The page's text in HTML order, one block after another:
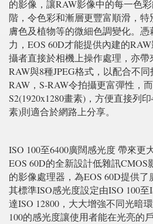
的影像，讓RAW影像中的每一色
階，令色彩和漸層更豐富順滑，特
膚色及植物等的微細色調變化。
力，EOS 60D才能提供內建的
攝者直接於相機上操作處理，亦
RAW與8種JPEG格式，以配合不
RAW，S-RAW令拍攝更富彈性，
S2(1920x1280畫素)，方便直接列
素)則適合於網路上分享。
ISO 100至6400廣闊感光度 帶來更
EOS 60D的全新設計低雜訊
的影像處理器，為EOS 60D提供了
其標準ISO感光度設定由ISO 100
達ISO 12800，大大增強不同光暗
100的感光度讓使用者能在光亮的